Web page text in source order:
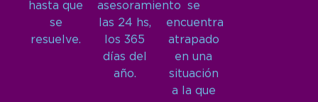
hasta que
se
resuelve.
asesoramiento
las 24 hs,
los 365
días del
año.
se
encuentra
atrapado
en una
situación
a la que